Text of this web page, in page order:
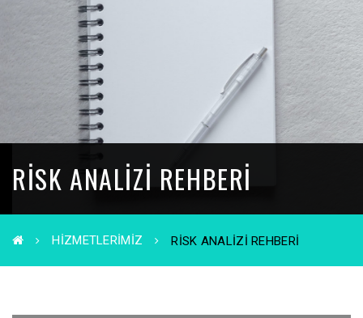
RISK ANALIZI REHBERI
HIZMETLERIMIZ RISK ANALIZI REHBERI